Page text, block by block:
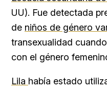
UU). Fue detectada
de niños de género
transexualidad
con el género
Lila había estado